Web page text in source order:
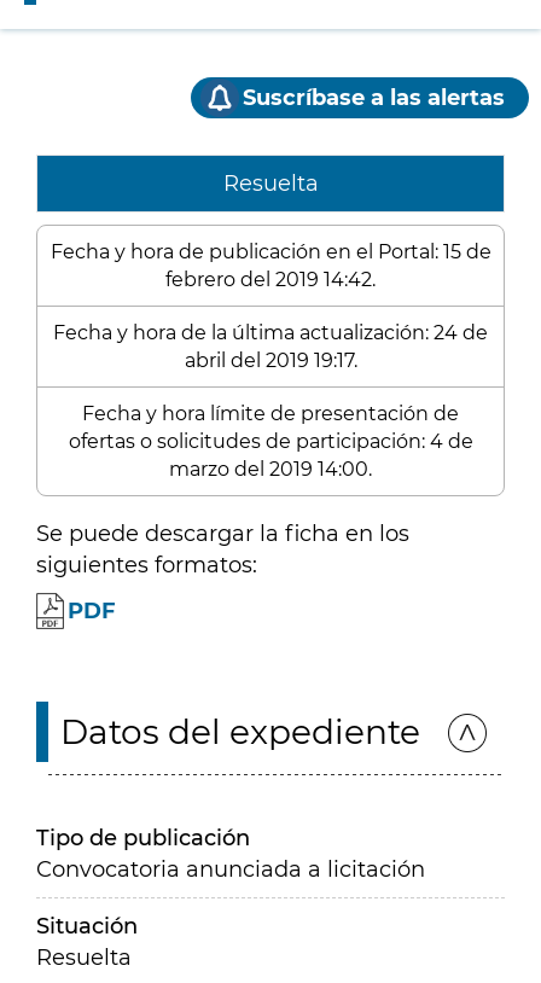
Suscríbase a las alertas
Resuelta
Fecha y hora de publicación en el Portal: 15 de
febrero del 2019 14:42.
Fecha y hora de la última actualización: 24 de
abril del 2019 19:17.
Fecha y hora límite de presentación de
ofertas o solicitudes de participación: 4 de
marzo del 2019 14:00.
Se puede descargar la ficha en los
siguientes formatos:
PDF
Datos del expediente
Tipo de publicación
Convocatoria anunciada a licitación
Situación
Resuelta